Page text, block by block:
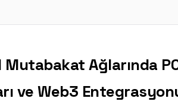
Mutabakat Ağlarında
ve Web3